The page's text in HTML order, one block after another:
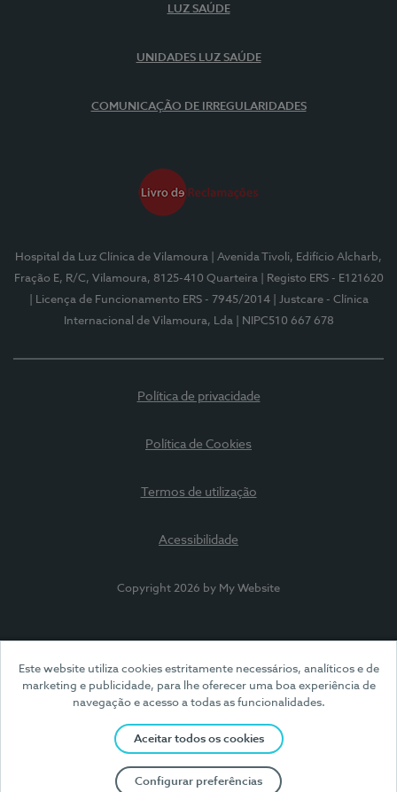
Este website utiliza cookies estritamente necessários, analíticos e de
marketing e publicidade, para lhe oferecer uma boa experiência de
navegação e acesso a todas as funcionalidades.
Aceitar todos os cookies
Configurar preferências
LUZ SAÚDE
UNIDADES LUZ SAÚDE
COMUNICAÇÃO DE IRREGULARIDADES
Hospital da Luz Clínica de Vilamoura
| Avenida Tivoli, Edifício Alcharb,
Fração E, R/C, Vilamoura, 8125-410 Quarteira
| Registo ERS - E121620
| Licença de Funcionamento ERS - 7945/2014
| Justcare - Clínica
Internacional de Vilamoura, Lda
| NIPC510 667 678
Política de privacidade
Política de Cookies
Termos de utilização
Acessibilidade
Copyright 2026 by My Website